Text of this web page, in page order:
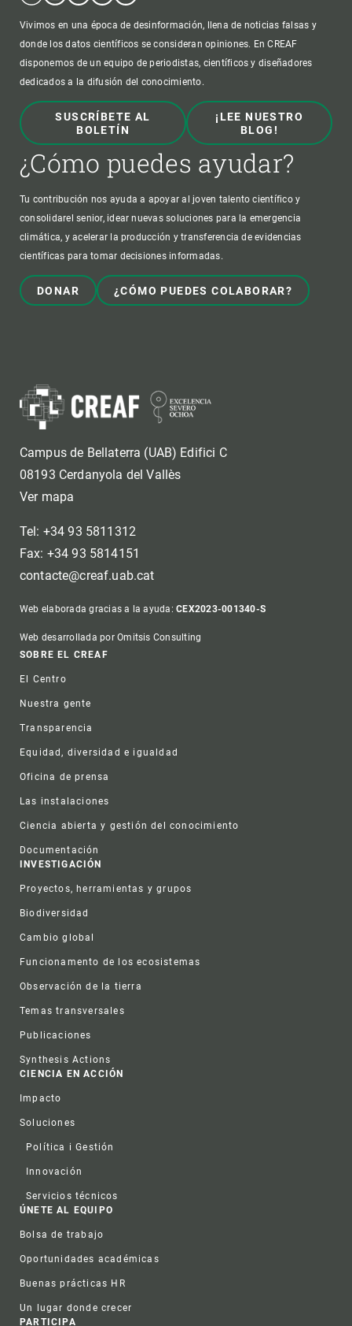
Vivimos en una época de desinformación, llena de noticias falsas y
donde los datos científicos se consideran opiniones. En CREAF
disponemos de un equipo de periodistas, científicos y diseñadores
dedicados a la difusión del conocimiento.
SUSCRÍBETE AL
BOLETÍN
¡LEE NUESTRO
BLOG!
¿Cómo puedes ayudar?
Tu contribución nos ayuda a apoyar al joven talento científico y
consolidarel senior, idear nuevas soluciones para la emergencia
climática, y acelerar la producción y transferencia de evidencias
científicas para tomar decisiones informadas.
DONAR ¿CÓMO PUEDES COLABORAR?
Campus de Bellaterra (UAB) Edifici C
08193 Cerdanyola del Vallès
Ver mapa
Tel: +34 93 5811312
Fax: +34 93 5814151
contacte@creaf.uab.cat
Web elaborada gracias a la ayuda:CEX2023-001340-S
Web desarrollada por Omitsis Consulting
Footer
SOBRE EL CREAF
El Centro
Nuestra gente
Transparencia
Equidad, diversidad e igualdad
Oficina de prensa
Las instalaciones
Ciencia abierta y gestión del conocimiento
Documentación
INVESTIGACIÓN
Proyectos, herramientas y grupos
Biodiversidad
Cambio global
Funcionamento de los ecosistemas
Observación de la tierra
Temas transversales
Publicaciones
Synthesis Actions
CIENCIA EN ACCIÓN
Impacto
Soluciones
Política i Gestión
Innovación
Servicios técnicos
ÚNETE AL EQUIPO
Bolsa de trabajo
Oportunidades académicas
Buenas prácticas HR
Un lugar donde crecer
PARTICIPA